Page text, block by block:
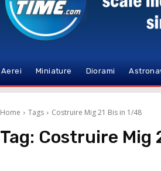
Aerei Miniature Diorami
Home Tags Costruire Mig 21 Bis in 1/48
Tag: Costruire Mig